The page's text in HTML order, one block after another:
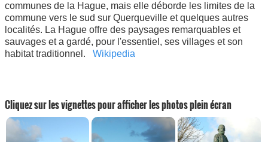
communes de la Hague, mais elle déborde les limites de la
commune vers le sud sur Querqueville et quelques autres
localités. La Hague offre des paysages remarquables et
sauvages et a gardé, pour l'essentiel, ses villages et son
habitat traditionnel. Wikipedia
Cliquez sur les vignettes pour afficher les photos plein écran